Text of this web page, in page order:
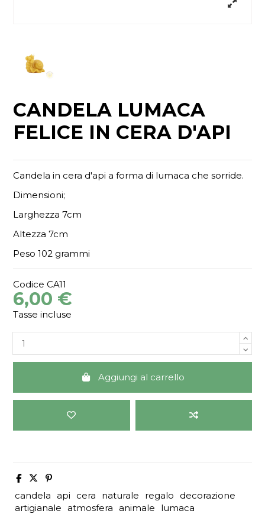
CANDELA LUMACA
FELICE IN CERA D'API
Candela in cera d'api a forma di lumaca che sorride.
Dimensioni;
Larghezza 7cm
Altezza 7cm
Peso 102 grammi
Codice CA11
6,00 €
Tasse incluse
Aggiungi al carrello
candela api cera naturale regalo
decorazione
artigianale
atmosfera animale lumaca